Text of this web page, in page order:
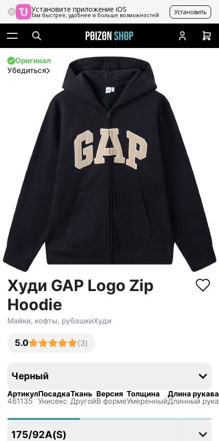
Установите приложение iOS
Там быстрее, удобнее и больше возможностей Установить
Оригинал
Убедиться
Худи GAP Logo Zip
Hoodie
Майки, кофты, рубашкиХуди
5.0 (3)
Черный
Артикул
461135
Посадка
Унисекс
Ткань
Другой
Версия
В форме
Толщина
Умеренный
Длина рукава
Длинный
175/92A(S)